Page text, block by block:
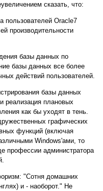
сказать, что:
пользователей Oracle7
производительности
базы данных по
базы данных все более
действий пользователей.
базы данных
реализация плановых
как бы уходят в тень.
графических
функций (включая
Windows'ами, то
профессии администратора
"Сотня домашних
и - наоборот." Не